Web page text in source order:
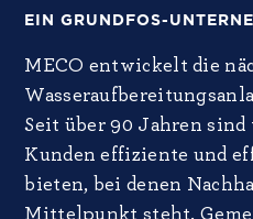
EIN GRUNDFOS-
MECO entwickelt die
Seit über 90 Jahren
Kunden effiziente und
bieten, bei denen
Mittelpunkt steht.